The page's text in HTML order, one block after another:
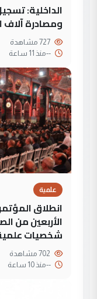
ومصادرة آلاف
--منذ 11 ساعة
علمية
انطلاق
الأربعين من
شخصيات
--منذ 10 ساعة